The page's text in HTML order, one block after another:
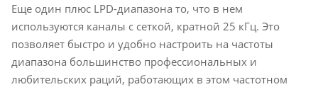
Еще один плюс LPD-диапазона то, что в нем
используются каналы с сеткой, кратной 25 кГц. Это
позволяет быстро и удобно настроить на частоты
диапазона большинство профессиональных и
любительских раций, работающих в этом частотном